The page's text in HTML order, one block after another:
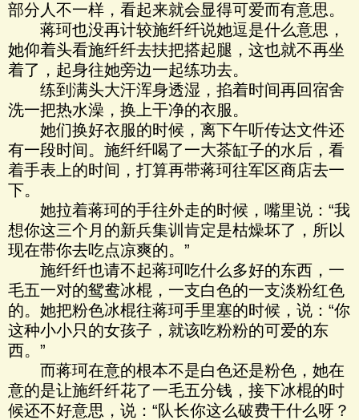
部分人不一样，看起来就会显得可爱而有意思。
蒋珂也没再计较施纤纤说她逗是什么意思，
她仰着头看施纤纤去扶把搭起腿，这也就不再坐
着了，起身往她旁边一起练功去。
练到满头大汗浑身透湿，掐着时间再回宿舍
洗一把热水澡，换上干净的衣服。
她们换好衣服的时候，离下午听传达文件还
有一段时间。施纤纤喝了一大茶缸子的水后，看
着手表上的时间，打算再带蒋珂往军区商店去一
下。
她拉着蒋珂的手往外走的时候，嘴里说：“我
想你这三个月的新兵集训肯定是枯燥坏了，所以
现在带你去吃点凉爽的。”
施纤纤也请不起蒋珂吃什么多好的东西，一
毛五一对的鸳鸯冰棍，一支白色的一支淡粉红色
的。她把粉色冰棍往蒋珂手里塞的时候，说：“你
这种小小只的女孩子，就该吃粉粉的可爱的东
西。”
而蒋珂在意的根本不是白色还是粉色，她在
意的是让施纤纤花了一毛五分钱，接下冰棍的时
候还不好意思，说：“队长你这么破费干什么呀？